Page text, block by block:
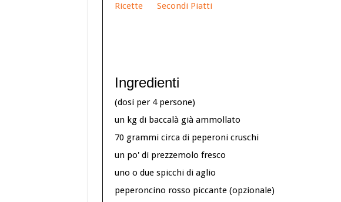
Ricette Secondi Piatti
Ingredienti
(dosi per 4 persone)
un kg di baccalà già ammollato
70 grammi circa di peperoni cruschi
un po' di prezzemolo fresco
uno o due spicchi di aglio
peperoncino rosso piccante (opzionale)